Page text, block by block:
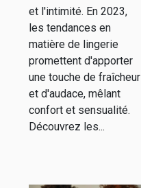
et l'intimité. En 2023,
les tendances en
matière de lingerie
promettent d'apporter
une touche de fraîcheur
et d'audace, mêlant
confort et sensualité.
Découvrez les...